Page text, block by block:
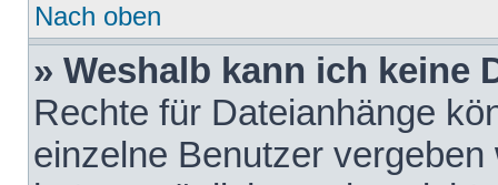
Nach oben
» Weshalb kann ich keine
Rechte für Dateianhänge
einzelne Benutzer